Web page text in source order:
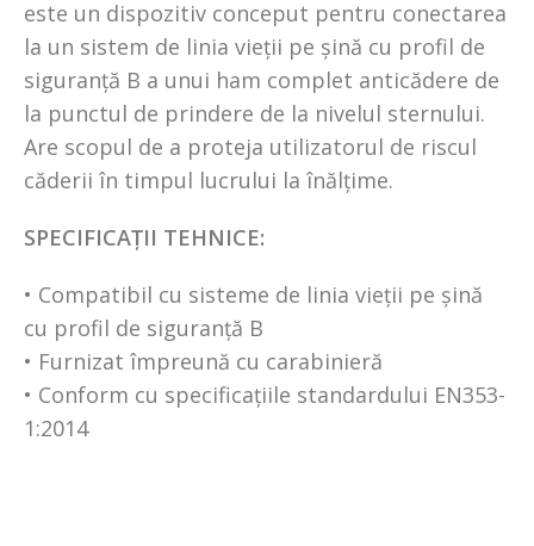
este un dispozitiv conceput pentru conectarea
la un sistem de linia vieții pe șină cu profil de
siguranță B a unui ham complet anticădere de
la punctul de prindere de la nivelul sternului.
Are scopul de a proteja utilizatorul de riscul
căderii în timpul lucrului la înălțime.
SPECIFICAȚII TEHNICE:
• Compatibil cu sisteme de linia vieții pe șină
cu profil de siguranță B
• Furnizat împreună cu carabinieră
• Conform cu specificațiile standardului EN353-
1:2014